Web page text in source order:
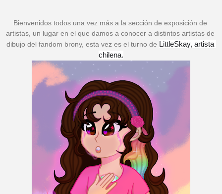
Bienvenidos todos una vez más a la sección de exposición de
artistas, un lugar en el que damos a conocer a distintos artistas de
dibujo del fandom brony, esta vez es el turno de LittleSkay, artista
chilena.